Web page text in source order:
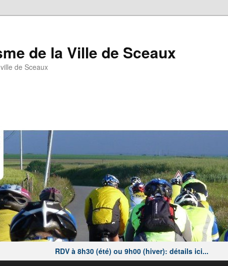
de la Ville de Sceaux
de Sceaux
RDV à 8h30 (été) ou 9h00 (hiver): détails ici...